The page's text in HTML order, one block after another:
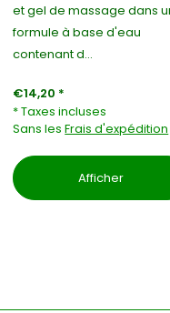
et gel de massage dans
formule à base d'eau
contenant d...
€14,20 *
* Taxes incluses
Sans lesFrais d'expédition
Afficher